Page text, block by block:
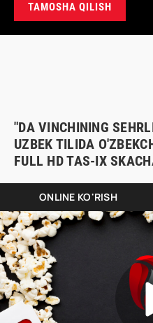
TAMOSHA QILISH
"DA VINCHINING
UZBEK TILIDA
FULL HD TAS-IX
ONLINE KO'RISH